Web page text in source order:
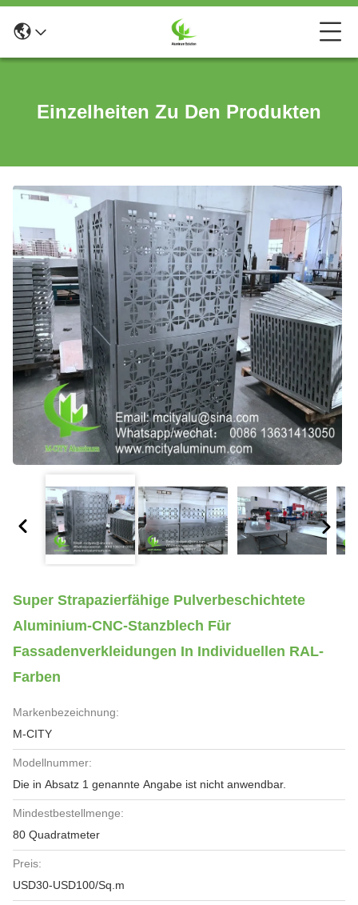
Einzelheiten Zu Den Produkten
Super Strapazierfähige Pulverbeschichtete
Aluminium-CNC-Stanzblech Für
Fassadenverkleidungen In Individuellen RAL-
Farben
Markenbezeichnung:
M-CITY
Modellnummer:
Die in Absatz 1 genannte Angabe ist nicht anwendbar.
Mindestbestellmenge:
80 Quadratmeter
Preis:
USD30-USD100/Sq.m